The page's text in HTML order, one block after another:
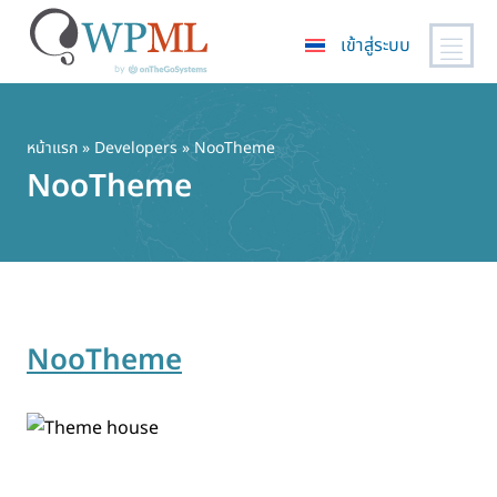
เนื้อหา
หลัก
เข้าสู่ระบบ
หน้าแรก» Developers » NooTheme
NooTheme
NooTheme